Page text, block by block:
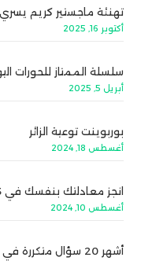
تهنئة ماجستير كريم يسري
أكتوبر 16, 2025
سلسلة الممتاز للحورات
أبريل 5, 2025
بوربوينت توعية الزائر
أغسطس 18, 2024
انجز معادلتك بنفسك في 3 خطوات
أغسطس 10, 2024
أشهر 20 سؤال متكررة في مقابلات المعلمين